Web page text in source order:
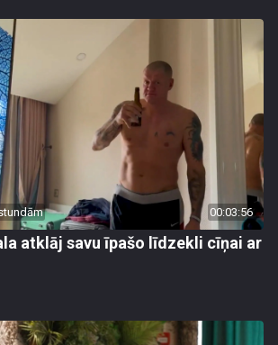
00:03:56
atklāj savu īpašo līdzekli cīņai ar